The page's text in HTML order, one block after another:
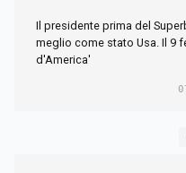
Il presidente prima del
meglio come stato Usa. Il 9
d'America'